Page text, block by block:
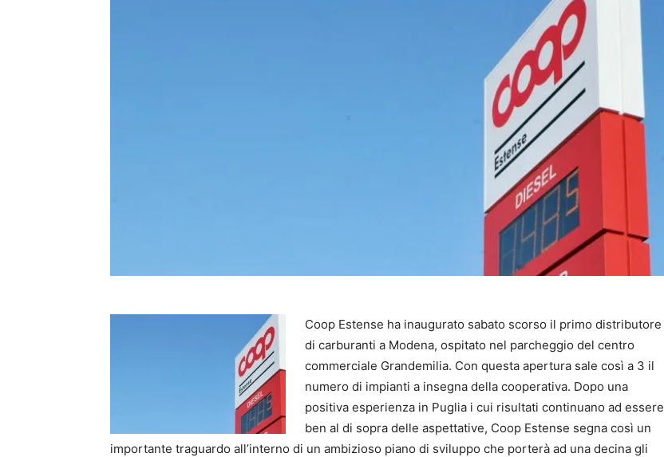
Coop Estense ha inaugurato sabato scorso il primo distributore
di carburanti a Modena, ospitato nel parcheggio del centro
commerciale Grandemilia. Con questa apertura sale così a 3 il
numero di impianti a insegna della cooperativa. Dopo una
positiva esperienza in Puglia i cui risultati continuano ad essere
ben al di sopra delle aspettative, Coop Estense segna così un
importante traguardo all’interno di un ambizioso piano di sviluppo che porterà ad una decina gli